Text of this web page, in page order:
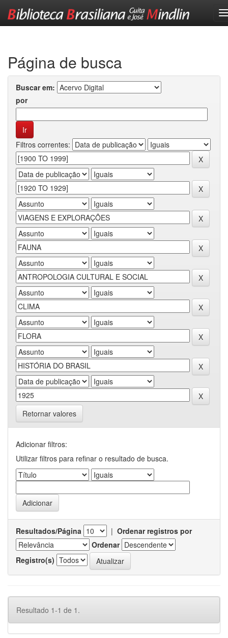
Página de busca
Buscar em:
por
Filtros correntes:
Retornar valores
Adicionar filtros:
Utilizar filtros para refinar o resultado de busca.
Resultados/Página | Ordenar registros por
Ordenar
Registro(s)
Resultado 1-1 de 1.